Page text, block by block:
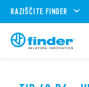
RAZIŠČITE FINDER